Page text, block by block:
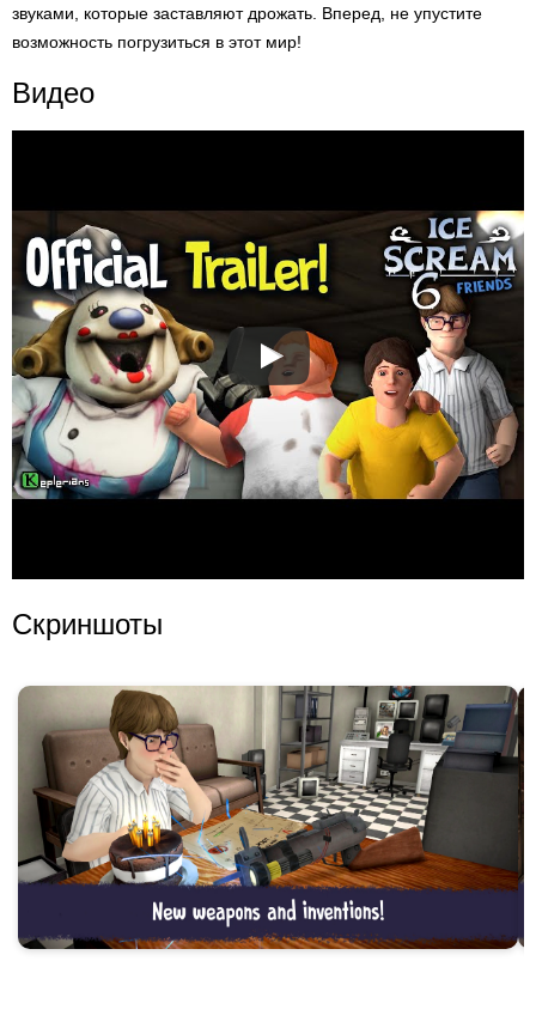
звуками, которые заставляют дрожать. Вперед, не упустите
возможность погрузиться в этот мир!
Видео
Скриншоты